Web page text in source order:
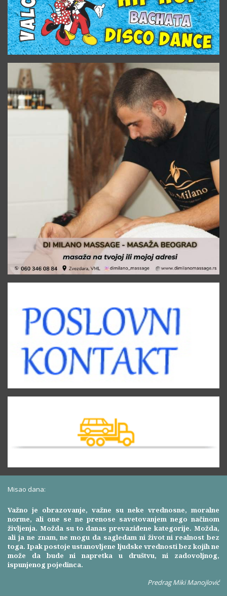
Misao dana:
Važno je obrazovanje, važne su neke vrednosne, moralne
norme, ali one se ne prenose savetovanjem nego načinom
življenja. Možda su to danas prevaziđene kategorije. Možda,
ali ja ne znam, ne mogu da sagledam ni život ni realnost bez
toga. Ipak postoje ustanovljene ljudske vrednosti bez kojih ne
može da bude ni napretka u društvu, ni zadovoljnog,
ispunjenog pojedinca.
Predrag Miki Manojlović